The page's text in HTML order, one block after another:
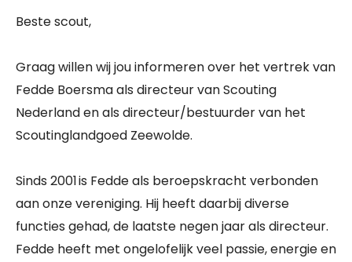
Beste scout,
Graag willen wij jou informeren over het vertrek van
Fedde Boersma als directeur van Scouting
Nederland en als directeur/bestuurder van het
Scoutinglandgoed Zeewolde.
Sinds 2001 is Fedde als beroepskracht verbonden
aan onze vereniging. Hij heeft daarbij diverse
functies gehad, de laatste negen jaar als directeur.
Fedde heeft met ongelofelijk veel passie, energie en